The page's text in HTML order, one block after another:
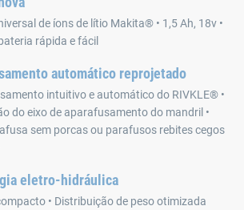
de íons de lítio Makita® • 1,5 Ah, 18v •
rápida e fácil
automático reprojetado
intuitivo e automático do RIVKLE® •
do eixo de aparafusamento do mandril •
sem porcas ou parafusos rebites cegos
eletro-hidráulica
• Distribuição de peso otimizada